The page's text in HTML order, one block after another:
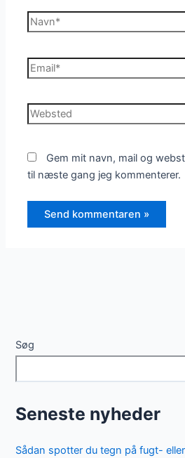
Navn*
Email*
Websted
Gem mit navn, mail og
til næste gang jeg kommenterer.
Søg
Seneste nyheder
Sådan spotter du tegn på fugt-